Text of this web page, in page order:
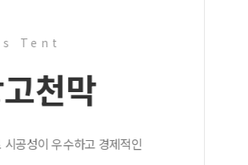
Tent
천막
공성이 우수하고 경제적인